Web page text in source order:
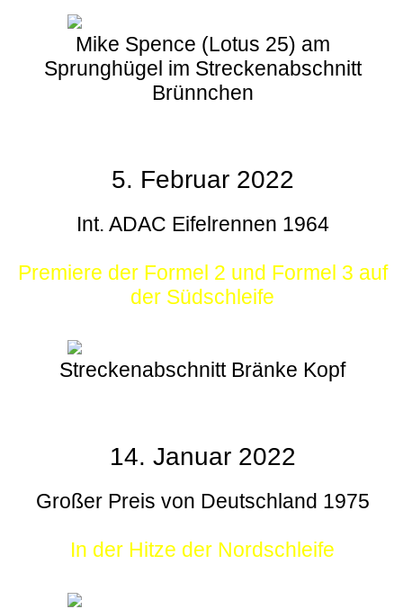
Mike Spence (Lotus 25) am
Sprunghügel im Streckenabschnitt
Brünnchen
5. Februar 2022
Int. ADAC Eifelrennen 1964
Premiere der Formel 2 und Formel 3 auf
der Südschleife
Streckenabschnitt Bränke Kopf
14. Januar 2022
Großer Preis von Deutschland 1975
In der Hitze der Nordschleife